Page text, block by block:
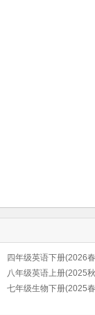
四年级英语下册(2026
(三年级起点)
八年级英语上册(2025
七年级生物下册(2025